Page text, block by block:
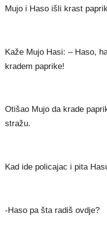
Mujo i Haso išli krast
Kaže Mujo Hasi: – Haso,
kradem paprike!
Otišao Mujo da krade
stražu.
Kad ide policajac i pita
-Haso pa šta radiš ovdje?